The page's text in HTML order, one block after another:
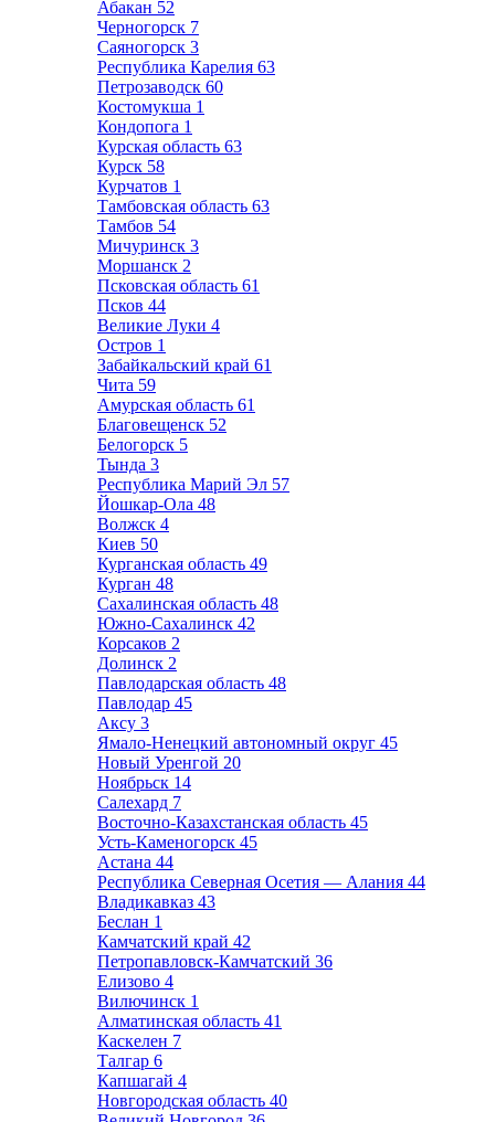
Абакан 52
Черногорск 7
Саяногорск 3
Республика Карелия 63
Петрозаводск 60
Костомукша 1
Кондопога 1
Курская область 63
Курск 58
Курчатов 1
Тамбовская область 63
Тамбов 54
Мичуринск 3
Моршанск 2
Псковская область 61
Псков 44
Великие Луки 4
Остров 1
Забайкальский край 61
Чита 59
Амурская область 61
Благовещенск 52
Белогорск 5
Тында 3
Республика Марий Эл 57
Йошкар-Ола 48
Волжск 4
Киев 50
Курганская область 49
Курган 48
Сахалинская область 48
Южно-Сахалинск 42
Корсаков 2
Долинск 2
Павлодарская область 48
Павлодар 45
Аксу 3
Ямало-Ненецкий автономный округ 45
Новый Уренгой 20
Ноябрьск 14
Салехард 7
Восточно-Казахстанская область 45
Усть-Каменогорск 45
Астана 44
Республика Северная Осетия — Алания 44
Владикавказ 43
Беслан 1
Камчатский край 42
Петропавловск-Камчатский 36
Елизово 4
Вилючинск 1
Алматинская область 41
Каскелен 7
Талгар 6
Капшагай 4
Новгородская область 40